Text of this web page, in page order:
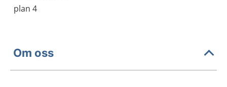
plan 4
Om oss